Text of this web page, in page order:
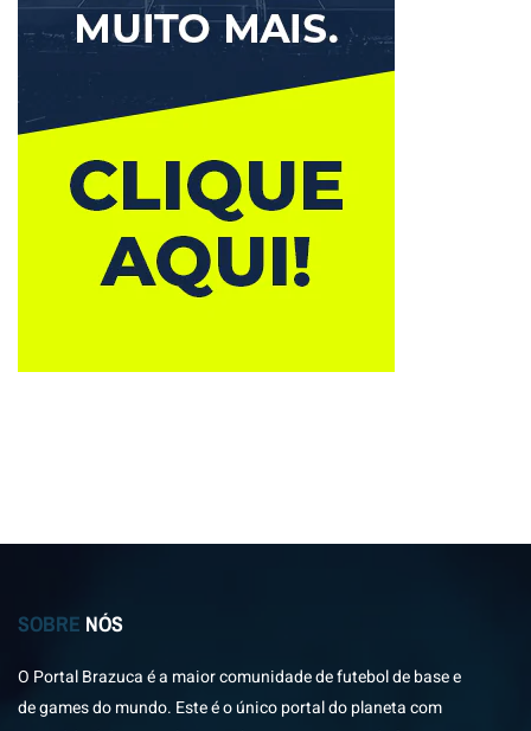
SOBRE NÓS
O Portal Brazuca é a maior comunidade de futebol de base e
de games do mundo. Este é o único portal do planeta com